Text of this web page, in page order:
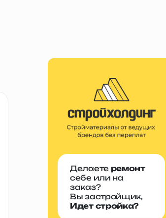
Делаете ремонт
себе или на
заказ?
Вы застройщик,
Идет стройка?